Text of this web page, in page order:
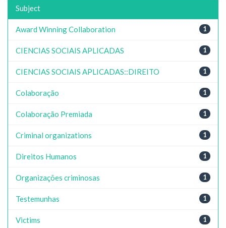
Subject
1
Award Winning Collaboration
1
CIENCIAS SOCIAIS APLICADAS
1
CIENCIAS SOCIAIS APLICADAS::DIREITO
1
Colaboração
1
Colaboração Premiada
1
Criminal organizations
1
Direitos Humanos
1
Organizações criminosas
1
Testemunhas
1
Victims